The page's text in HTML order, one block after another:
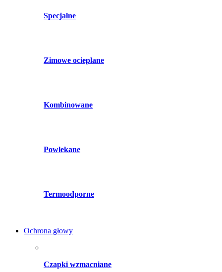
Specjalne
Zimowe ocieplane
Kombinowane
Powlekane
Termoodporne
Ochrona głowy
Czapki wzmacniane